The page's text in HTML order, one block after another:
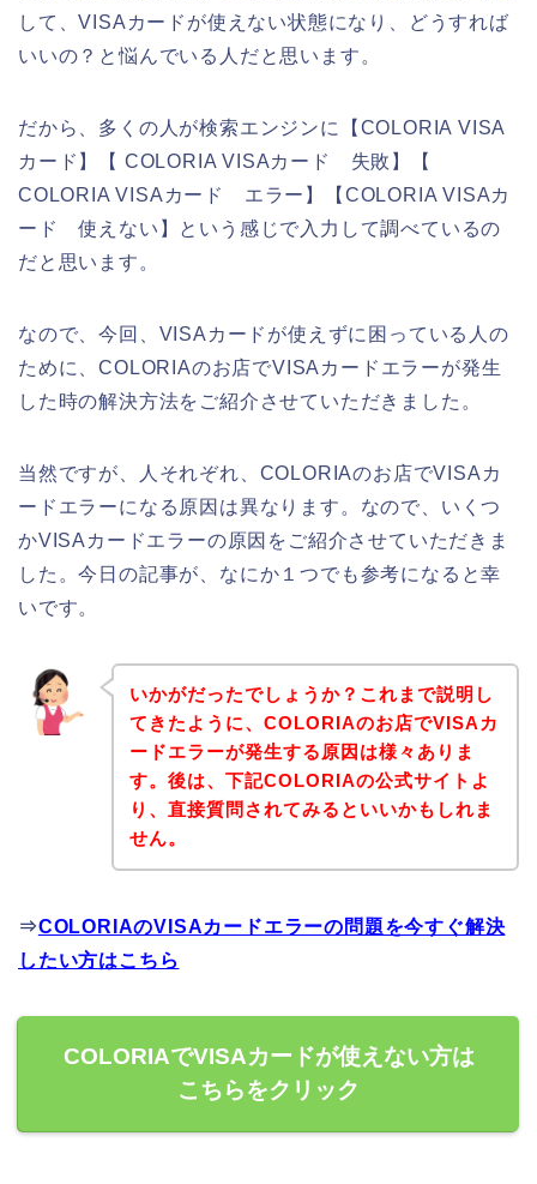
して、VISAカードが使えない状態になり、どうすれば
いいの？と悩んでいる人だと思います。
だから、多くの人が検索エンジンに【COLORIA VISA
カード】【 COLORIA VISAカード 失敗】【
COLORIA VISAカード エラー】【COLORIA VISAカ
ード 使えない】という感じで入力して調べているの
だと思います。
なので、今回、VISAカードが使えずに困っている人の
ために、COLORIAのお店でVISAカードエラーが発生
した時の解決方法をご紹介させていただきました。
当然ですが、人それぞれ、COLORIAのお店でVISAカ
ードエラーになる原因は異なります。なので、いくつ
かVISAカードエラーの原因をご紹介させていただきま
した。今日の記事が、なにか１つでも参考になると幸
いです。
いかがだったでしょうか？これまで説明し
てきたように、COLORIAのお店でVISAカ
ードエラーが発生する原因は様々ありま
す。後は、下記COLORIAの公式サイトよ
り、直接質問されてみるといいかもしれま
せん。
⇒COLORIAのVISAカードエラーの問題を今すぐ解決
したい方はこちら
COLORIAでVISAカードが使えない方は
こちらをクリック